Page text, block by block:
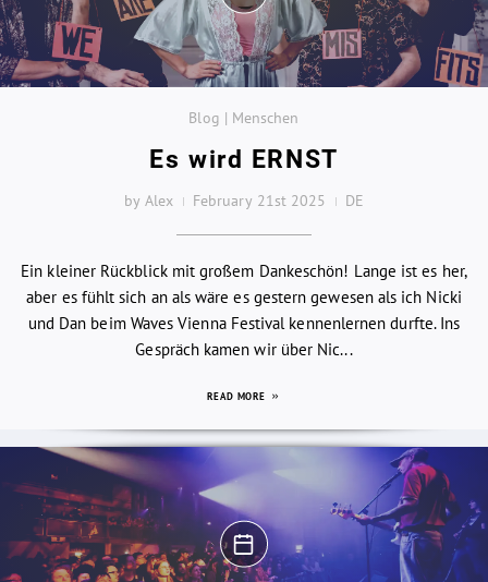
Blog | Menschen
Es wird ERNST
by Alex February 21st 2025 DE
Ein kleiner Rückblick mit großem Dankeschön! Lange ist es her,
aber es fühlt sich an als wäre es gestern gewesen als ich Nicki
und Dan beim Waves Vienna Festival kennenlernen durfte. Ins
Gespräch kamen wir über Nic...
READ MORE